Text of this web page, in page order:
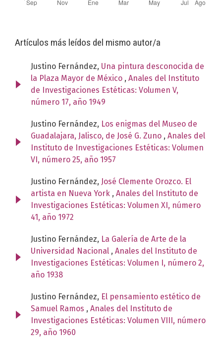
Artículos más leídos del mismo autor/a
Justino Fernández, Una pintura desconocida de
la Plaza Mayor de México , Anales del Instituto
de Investigaciones Estéticas: Volumen V,
número 17, año 1949
Justino Fernández, Los enigmas del Museo de
Guadalajara, Jalisco, de José G. Zuno , Anales del
Instituto de Investigaciones Estéticas: Volumen
VI, número 25, año 1957
Justino Fernández, José Clemente Orozco. El
artista en Nueva York , Anales del Instituto de
Investigaciones Estéticas: Volumen XI, número
41, año 1972
Justino Fernández, La Galería de Arte de la
Universidad Nacional , Anales del Instituto de
Investigaciones Estéticas: Volumen I, número 2,
año 1938
Justino Fernández, El pensamiento estético de
Samuel Ramos , Anales del Instituto de
Investigaciones Estéticas: Volumen VIII, número
29, año 1960